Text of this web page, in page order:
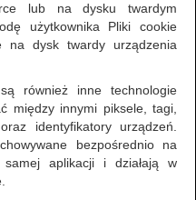
lub na dysku twardym
użytkownika Pliki cookie
na dysk twardy urządzenia
również inne technologie
między innymi piksele, tagi,
identyfikatory urządzeń.
bezpośrednio na
aplikacji i działają w